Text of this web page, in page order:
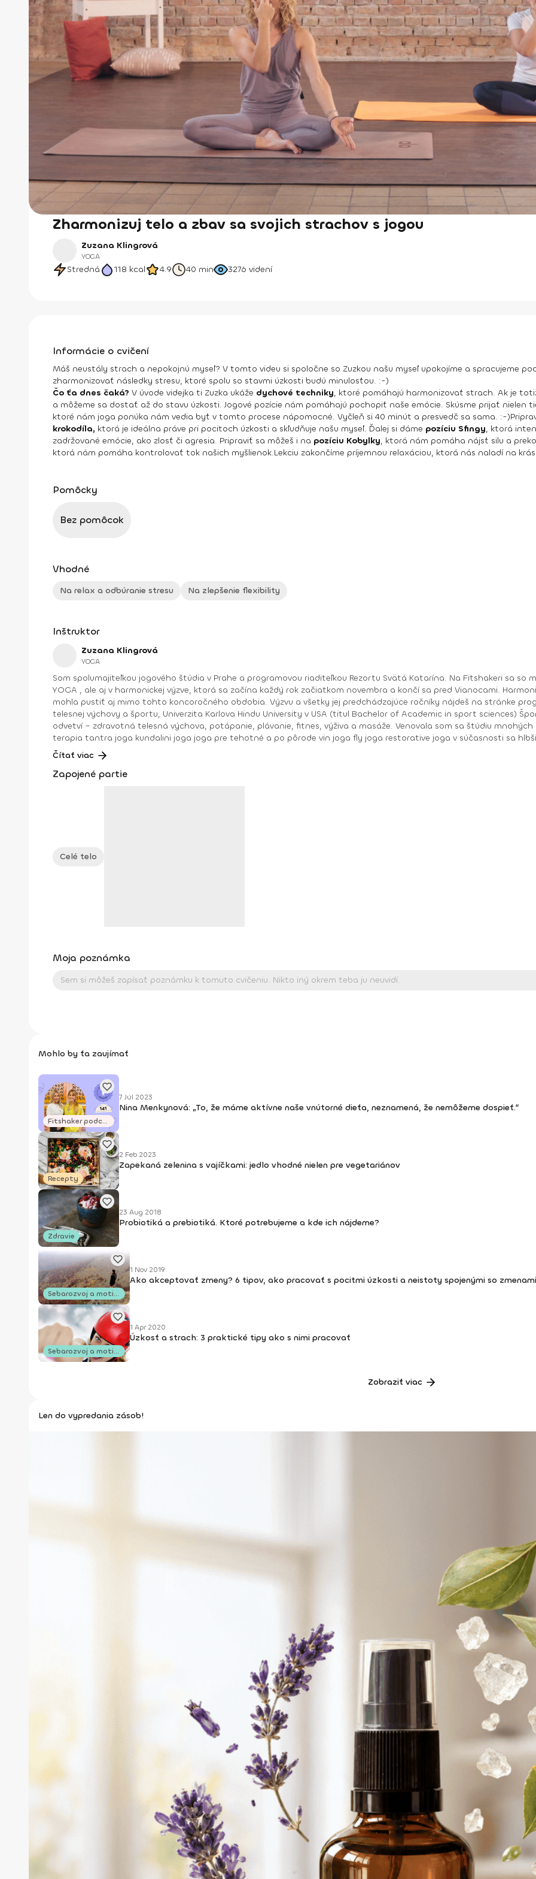
Zharmonizuj telo a zbav sa svojich strachov s jogou
Zuzana Klingrová
YOGA
Stredná 118 kcal 4.9 40 min 3276 videní
Informácie o cvičení
Máš neustály strach a nepokojnú myseľ? V tomto videu si spoločne so Zuzkou našu myseľ upokojíme a spracujeme
zharmonizovať následky stresu, ktoré spolu so stavmi úzkosti budú minulosťou. :-)
Čo ťa dnes čaká? V úvode videjka ti Zuzka ukáže dychové techniky, ktoré pomáhajú harmonizovať strach. Ak je
a môžeme sa dostať až do stavu úzkosti. Jogové pozície nám pomáhajú pochopiť naše emócie. Skúsme prijať nielen
ktoré nám joga ponúka nám vedia byť v tomto procese nápomocné. Vyčleň si 40 minút a presvedč sa sama. :-)
krokodíla, ktorá je ideálna práve pri pocitoch úzkosti a skľudňuje našu myseľ. Ďalej si dáme pozíciu Sfingy, ktorá
zadržované emócie, ako zlosť či agresia. Pripraviť sa môžeš i na pozíciu Kobylky, ktorá nám pomáha nájsť silu a
ktorá nám pomáha kontrolovať tok našich myšlienok.Lekciu zakončíme príjemnou relaxáciou, ktorá nás naladí na
Pomôcky
Bez pomôcok
Vhodné
Na relax a odbúranie stresu Na zlepšenie flexibility
Inštruktor
Zuzana Klingrová
YOGA
Som spolumajiteľkou jogového štúdia v Prahe a programovou riaditeľkou Rezortu Svätá Katarína. Na Fitshakeri sa so mnou môžete stretnúť pri cvičení jogy v programe
YOGA , ale aj v harmonickej výzve, ktorá sa začína každý rok začiatkom novembra a končí sa pred Vianocami. Harmonická výzva je po skončení archivovaná, aby si si ju
mohla pustiť aj mimo tohto koncoročného obdobia. Výzvu a všetky jej predchádzajúce ročníky nájdeš na stránke programy . Vzdelanie a licencie: ATVS Palestra, Fakulta
telesnej výchovy a športu, Univerzita Karlova Hindu University v USA (titul Bachelor of Academic in sport sciences) Športové licencie a osvedčenia z rôznych športových
odvetví – zdravotná telesná výchova, potápanie, plávanie, fitnes, výživa a masáže. Venovala som sa štúdiu mnohých štýlov jogy, a to: hatha joga power joga jogová
terapia tantra joga kundalini joga joga pre tehotné a po pôrode vin joga fly joga restorative joga v súčasnosti sa hlbšie venujem tantrickým tradíciám v joge a kriya joge
Čítať viac
Zapojené partie
Celé telo
Moja poznámka
Mohlo by ťa zaujímať
Fitshaker podcasty
7 Júl 2023
Nina Menkynová: „To, že máme aktívne naše vnútorné dieťa, neznamená, že nemôžeme dospieť.“
Recepty
2 Feb 2023
Zapekaná zelenina s vajíčkami: jedlo vhodné nielen pre vegetariánov
Zdravie
23 Aug 2018
Probiotiká a prebiotiká. Ktoré potrebujeme a kde ich nájdeme?
Sebarozvoj a motivácia
1 Nov 2019
Ako akceptovať zmeny? 6 tipov, ako pracovať s pocitmi úzkosti a neistoty spojenými so zmenami
Sebarozvoj a motivácia
1 Apr 2020
Úzkosť a strach: 3 praktické tipy ako s nimi pracovať
Zobraziť viac
Len do vypredania zásob!